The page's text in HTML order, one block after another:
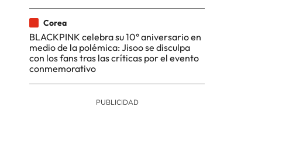
Corea
BLACKPINK celebra su 10° aniversario en
medio de la polémica: Jisoo se disculpa
con los fans tras las críticas por el evento
conmemorativo